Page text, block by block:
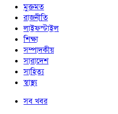
মুক্তমত
রাজনীতি
লাইফস্টাইল
শিক্ষা
সম্পাদকীয়
সারাদেশ
সাহিত্য
স্বাস্থ্য
সব খবর